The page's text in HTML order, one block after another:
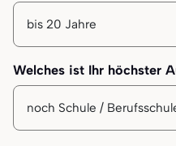
Ihre Altersgruppe
Welches ist Ihr höchster
Ihr höchster